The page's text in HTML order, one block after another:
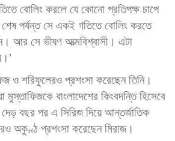
বোলিং করলে যে কোনো প্রতিপক্ষ চাপে
পর্যন্ত সে একই গতিতে বোলিং করতে
আর সে ভীষণ আত্মবিশ্বাসী। এটা
ও শরিফুলেরও প্রশংসা করেছেন তিনি।
বাংলাদেশের কিংবদন্তি হিসেবে
বছর পর এ সিরিজ দিয়ে আন্তর্জাতিক
অকুণ্ঠ প্রশংসা করেছেন মিরাজ।